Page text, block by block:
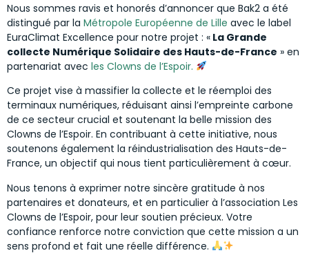
Nous sommes ravis et honorés d’annoncer que Bak2 a été
distingué par la Métropole Européenne de Lille avec le label
EuraClimat Excellence pour notre projet : « La Grande
collecte Numérique Solidaire des Hauts-de-France » en
partenariat avec les Clowns de l’Espoir.
Ce projet vise à massifier la collecte et le réemploi des
terminaux numériques, réduisant ainsi l’empreinte carbone
de ce secteur crucial et soutenant la belle mission des
Clowns de l’Espoir. En contribuant à cette initiative, nous
soutenons également la réindustrialisation des Hauts-de-
France, un objectif qui nous tient particulièrement à cœur.
Nous tenons à exprimer notre sincère gratitude à nos
partenaires et donateurs, et en particulier à l’association Les
Clowns de l’Espoir, pour leur soutien précieux. Votre
confiance renforce notre conviction que cette mission a un
sens profond et fait une réelle différence.